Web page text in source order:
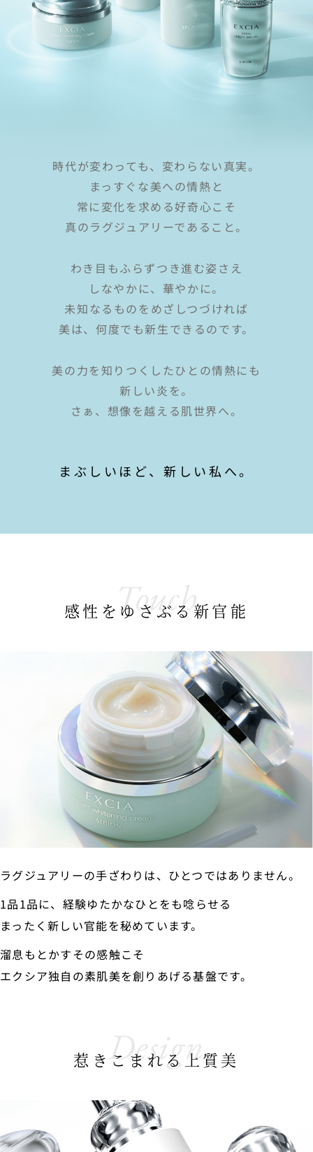
時代が変わっても、変わらない真実。
まっすぐな美への情熱と
常に変化を求める好奇心こそ
真のラグジュアリーであること。
わき目もふらずつき進む姿さえ
しなやかに、華やかに。
未知なるものをめざしつづければ
美は、何度でも新生できるのです。
美の力を知りつくしたひとの情熱にも
新しい炎を。
さぁ、想像を越える肌世界へ。
まぶしいほど、新しい私へ。
Touch
感性をゆさぶる新官能
ラグジュアリーの手ざわりは、ひとつではありません。
1品1品に、経験ゆたかなひとをも唸らせる
まったく新しい官能を秘めています。
溜息もとかすその感触こそ
エクシア独自の素肌美を創りあげる基盤です。
Design
惹きこまれる上質美